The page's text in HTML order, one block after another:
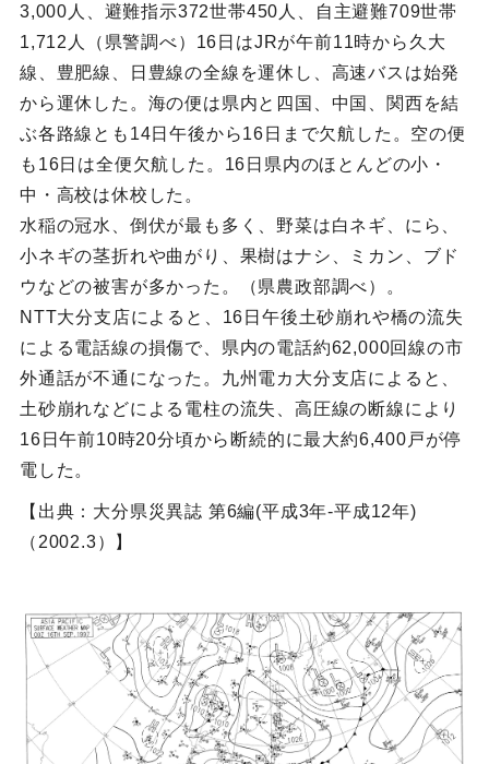
3,000人、避難指示372世帯450人、自主避難709世帯
1,712人（県警調べ）16日はJRが午前11時から久大
線、豊肥線、日豊線の全線を運休し、高速バスは始発
から運休した。海の便は県内と四国、中国、関西を結
ぶ各路線とも14日午後から16日まで欠航した。空の便
も16日は全便欠航した。16日県内のほとんどの小・
中・高校は休校した。
水稲の冠水、倒伏が最も多く、野菜は白ネギ、にら、
小ネギの茎折れや曲がり、果樹はナシ、ミカン、ブド
ウなどの被害が多かった。（県農政部調べ）。
NTT大分支店によると、16日午後土砂崩れや橋の流失
による電話線の損傷で、県内の電話約62,000回線の市
外通話が不通になった。九州電カ大分支店によると、
土砂崩れなどによる電柱の流失、高圧線の断線により
16日午前10時20分頃から断続的に最大約6,400戸が停
電した。
【出典：大分県災異誌 第6編(平成3年-平成12年)
（2002.3）】